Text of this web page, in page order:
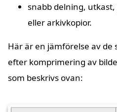
snabb delning,
eller arkivkopior.
Här är en jämförelse av
efter komprimering av
som beskrivs ovan: